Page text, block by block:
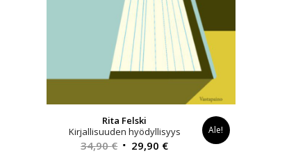
Rita Felski
Kirjallisuuden hyödyllisyys
34,90€ Alkuperäinen
29,90 €Nykyinen
Ale!